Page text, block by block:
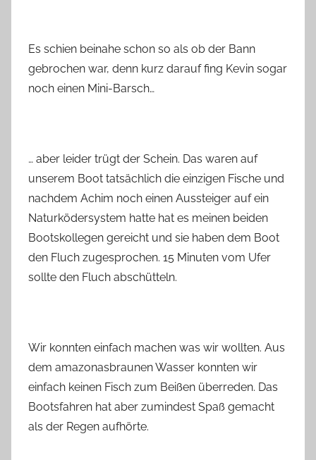
Es schien beinahe schon so als ob der Bann
gebrochen war, denn kurz darauf fing Kevin sogar
noch einen Mini-Barsch…
… aber leider trügt der Schein. Das waren auf
unserem Boot tatsächlich die einzigen Fische und
nachdem Achim noch einen Aussteiger auf ein
Naturködersystem hatte hat es meinen beiden
Bootskollegen gereicht und sie haben dem Boot
den Fluch zugesprochen. 15 Minuten vom Ufer
sollte den Fluch abschütteln.
Wir konnten einfach machen was wir wollten. Aus
dem amazonasbraunen Wasser konnten wir
einfach keinen Fisch zum Beißen überreden. Das
Bootsfahren hat aber zumindest Spaß gemacht
als der Regen aufhörte.